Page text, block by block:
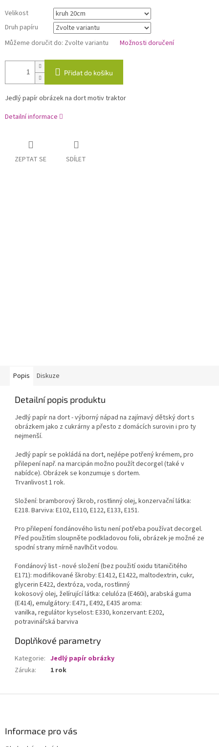
Velikost
Druh papíru
Můžeme doručit do: Zvolte variantu Možnosti doručení
Přidat do košíku
Jedlý papír obrázek na dort motiv traktor
Detailní informace
ZEPTAT SE SDÍLET
Popis Diskuze
Detailní popis produktu
Jedlý papír na dort - výborný nápad na zajímavý dětský dort s
obrázkem jako z cukrárny a přesto z domácích surovin i pro ty
nejmenší.
Jedlý papír se pokládá na dort, nejlépe potřený krémem, pro
přilepení např. na marcipán možno použít decorgel (také v
nabídce). Obrázek se konzumuje s dortem.
Trvanlivost 1 rok.
Složení: bramborový škrob, rostlinný olej, konzervační látka:
E218. Barviva: E102, E110, E122, E133, E151.
Pro přilepení fondánového listu není potřeba používat decorgel.
Před použitím sloupněte podkladovou folii, obrázek je možné ze
spodní strany mírně navlhčit vodou.
Fondánový list - nové složení (bez použití oxidu titaničitého
E171): modifikované škroby: E1412, E1422, maltodextrin, cukr,
glycerin E422, dextróza, voda, rostlinný
kokosový olej, želírující látka: celulóza (E460i), arabská guma
(E414), emulgátory: E471, E492, E435 aroma:
vanilka, regulátor kyselost: E330, konzervant: E202,
potravinářská barviva
Doplňkové parametry
Kategorie: Jedlý papír obrázky
Záruka: 1 rok
Informace pro vás